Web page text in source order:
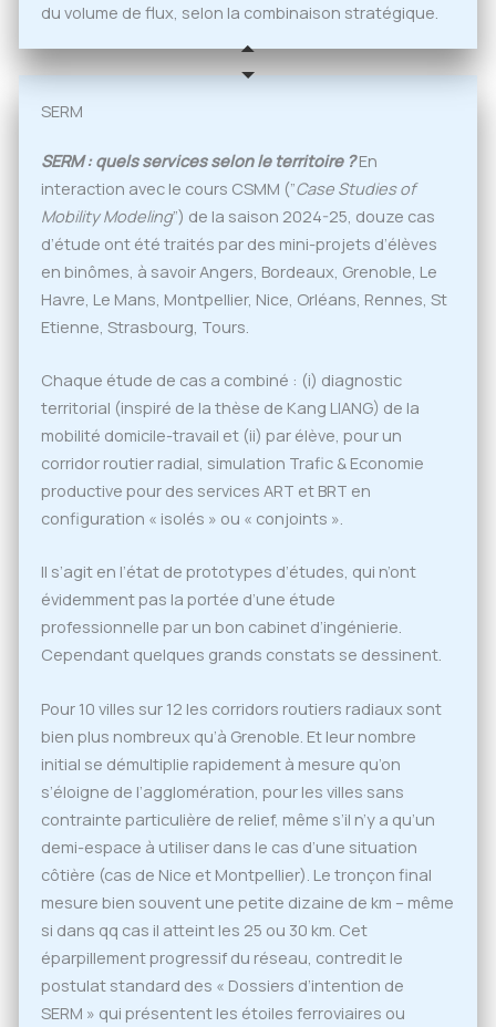
du volume de flux, selon la combinaison stratégique.
SERM
SERM : quels services selon le territoire ?En
interaction avec le cours CSMM (”Case Studies of
Mobility Modeling”) de la saison 2024-25, douze cas
d’étude ont été traités par des mini-projets d’élèves
en binômes, à savoir Angers, Bordeaux, Grenoble, Le
Havre, Le Mans, Montpellier, Nice, Orléans, Rennes, St
Etienne, Strasbourg, Tours.
Chaque étude de cas a combiné : (i) diagnostic
territorial (inspiré de la thèse de Kang LIANG) de la
mobilité domicile-travail et (ii) par élève, pour un
corridor routier radial, simulation Trafic & Economie
productive pour des services ART et BRT en
configuration « isolés » ou « conjoints ».
Il s’agit en l’état de prototypes d’études, qui n’ont
évidemment pas la portée d’une étude
professionnelle par un bon cabinet d’ingénierie.
Cependant quelques grands constats se dessinent.
Pour 10 villes sur 12 les corridors routiers radiaux sont
bien plus nombreux qu’à Grenoble. Et leur nombre
initial se démultiplie rapidement à mesure qu’on
s’éloigne de l’agglomération, pour les villes sans
contrainte particulière de relief, même s’il n’y a qu’un
demi-espace à utiliser dans le cas d’une situation
côtière (cas de Nice et Montpellier). Le tronçon final
mesure bien souvent une petite dizaine de km – même
si dans qq cas il atteint les 25 ou 30 km. Cet
éparpillement progressif du réseau, contredit le
postulat standard des « Dossiers d’intention de
SERM » qui présentent les étoiles ferroviaires ou